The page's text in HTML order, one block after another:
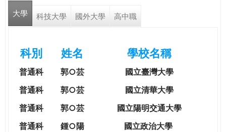
e
e
大學 科技大學 國外大學 高中職
科別 姓名 學校名稱
普通科 郭○芸
國立臺灣大學
普通科
郭○芸
國立清華大學
普通科
郭○芸
國立陽明交通大學
普通科
鍾○陽
國立政治大學